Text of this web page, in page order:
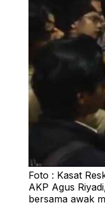
Foto : Kasat
AKP Agus
bersama awak